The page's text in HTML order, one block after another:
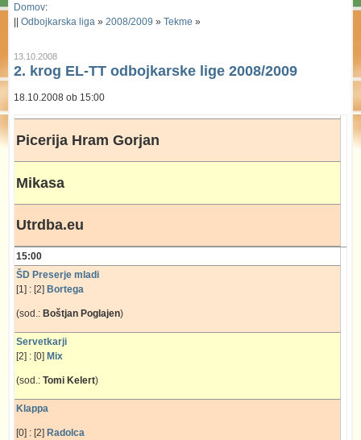
Domov:
Odbojkarska liga » 2008/2009 » Tekme »
13.10.2008
2. krog EL-TT odbojkarske lige 2008/2009
18.10.2008 ob 15:00
Picerija Hram Gorjan
Mikasa
Utrdba.eu
15:00
ŠD Preserje mladi
[1] : [2] Bortega
(sod.: Boštjan Poglajen)
Servetkarji
[2] : [0] Mix
(sod.: Tomi Kelert)
Klappa
[0] : [2] Radolca